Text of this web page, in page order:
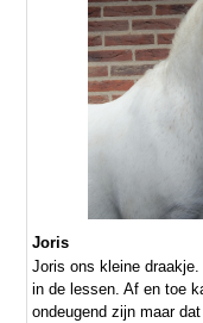
Joris
Joris ons kleine
in de lessen. Af en toe
ondeugend zijn maar